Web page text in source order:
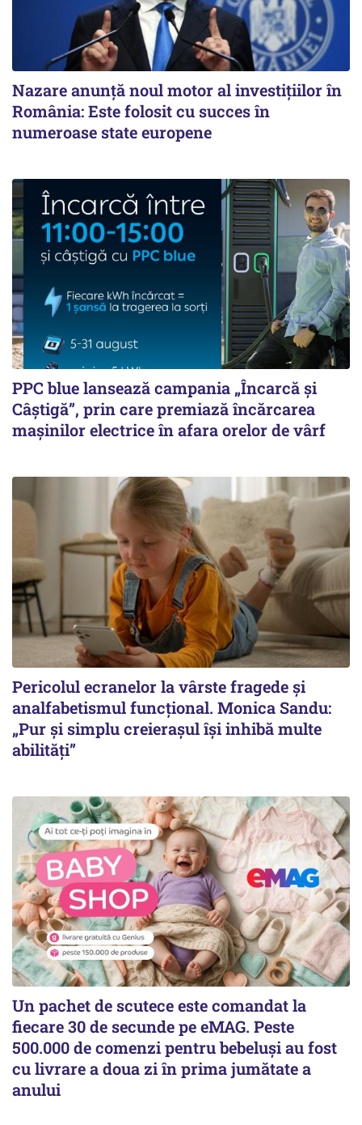
Nazare anunță noul motor al investițiilor în
România: Este folosit cu succes în
numeroase state europene
PPC blue lansează campania „Încarcă și
Câștigă”, prin care premiază încărcarea
mașinilor electrice în afara orelor de vârf
Pericolul ecranelor la vârste fragede și
analfabetismul funcțional. Monica Sandu:
„Pur și simplu creierașul își inhibă multe
abilități”
Un pachet de scutece este comandat la
fiecare 30 de secunde pe eMAG. Peste
500.000 de comenzi pentru bebeluși au fost
cu livrare a doua zi în prima jumătate a
anului